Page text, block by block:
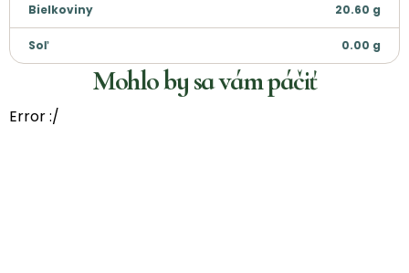
Bielkoviny 20.60 g
Soľ 0.00 g
Mohlo by sa vám páčiť
Error :/